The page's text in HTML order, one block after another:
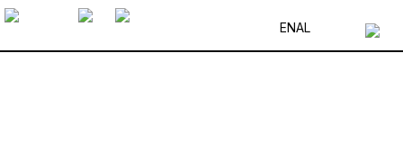
ENAL